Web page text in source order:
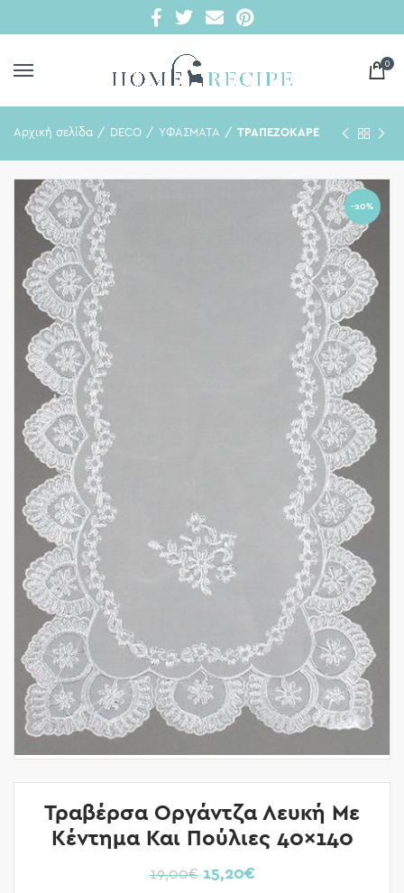
0
Αρχική σελίδα DECO ΥΦΑΣΜΑΤΑ ΤΡΑΠΕΖΟΚΑΡΕ
-20%
Τραβέρσα Οργάντζα Λευκή Με
Κέντημα Και Πούλιες 40×140
19,00€ 15,20€